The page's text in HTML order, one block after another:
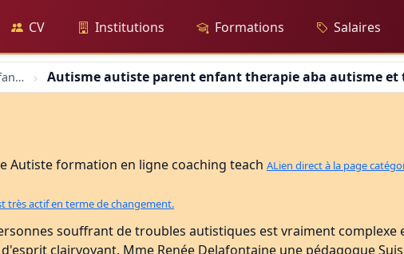
CV Institutions Formations Salaires
Autisme autiste parent enfant therapie aba autisme et teacch autiste information coaching de parent Autisme autiste parent enfant therapie aba autisme et
Autiste formation en ligne coaching teach ALien direct à la page
très actif en terme de changement.
souffrant de troubles autistiques est vraiment complexe
clairvoyant. Mme Renée Delafontaine une pédagogue